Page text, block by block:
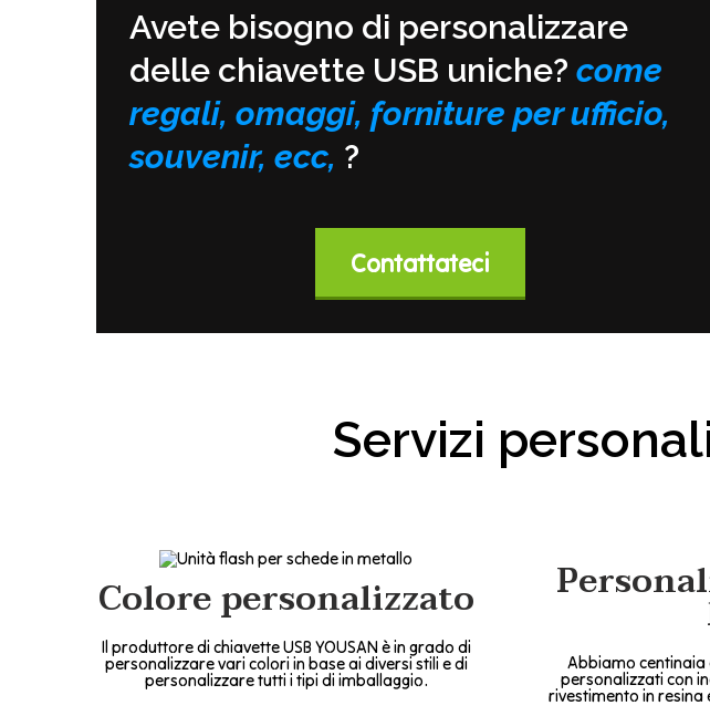
Avete bisogno di personalizzare
delle chiavette USB uniche? come
regali, omaggi, forniture per ufficio,
souvenir, ecc, ?
Contattateci
Servizi
Colore personalizzato
Il produttore di chiavette USB YOUSAN è in grado di
personalizzare vari colori in base ai diversi stili e di
personalizzare tutti i tipi di imballaggio.
Abbiamo centinaia
personalizzati con
rivestimento in resina